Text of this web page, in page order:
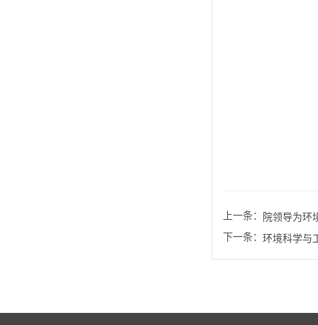
上一条： 院领导为环
下一条： 环境科学与